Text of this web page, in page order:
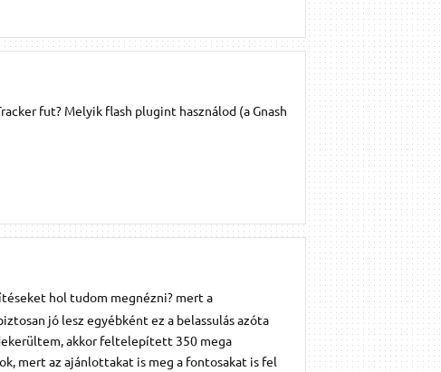
fut? Melyik flash plugint használod (a Gnash
hol tudom megnézni? mert a
jó lesz egyébként ez a belassulás azóta
akkor feltelepített 350 mega
mert az ajánlottakat is meg a fontosakat is fel